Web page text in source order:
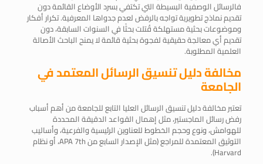
فالرسائل الوصفية البسيطة التي تكتفي بسرد الأوضاع القائمة دون
تقديم نماذج تطويرية تواجه بالرفض لعدم جدواها المعرفية. تكرار أفكار
وموضوعات بحثية مستهلكة قُتلت بحثًا في السنوات السابقة، دون
تقديم أي معالجة حقيقية لفجوة بحثية قائمة لا يمنح الباحث الأصالة
العلمية المطلوبة.
مخالفة دليل تنسيق الرسائل المعتمد في
الجامعة
تعتبر مخالفة دليل تنسيق الرسائل العليا التابع للجامعة من أهم أسباب
رفض رسائل الماجستير، مثل إهمال القواعد الدقيقة المحددة
للهوامش، ونوع وحجم الخطوط للعناوين الرئيسية والفرعية، وأساليب
التوثيق المعتمدة للمراجع (مثل الإصدار السابع من APA 7th، أو نظام
Harvard).